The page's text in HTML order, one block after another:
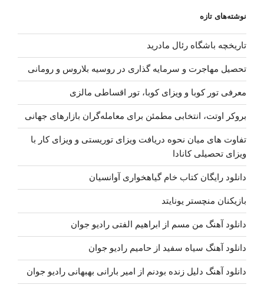
نوشته‌های تازه
تاریخچه باشگاه رئال مادرید
تحصیل مهاجرت و سرمایه گذاری در روسیه بلاروس و رومانی
معرفی تور کوبا و ویزای کوبا، تور اقساطی مالزی
بروکر اوتت، انتخابی مطمئن برای معامله‌گران بازارهای جهانی
تفاوت های میان نحوه دریافت ویزای توریستی و ویزای کار با
ویزای تحصیلی کانادا
دانلود رایگان کتاب خام گیاهخواری آوانسیان
بازیکنان منچستر یونایتد
دانلود آهنگ من مسم از ابراهیم الفتی رادیو جوان
دانلود آهنگ سیاه سفید از حامیم رادیو جوان
دانلود آهنگ دلیل زنده بودنم از امیر بارانی بهبهانی رادیو جوان